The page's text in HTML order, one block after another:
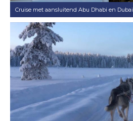
Cruise met aansluitend Abu Dhabi en Dubai